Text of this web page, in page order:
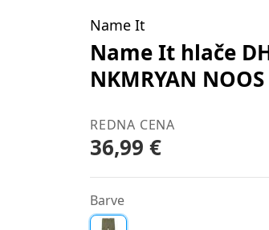
Name It
Name It hlače
NKMRYAN
REDNA CENA
36,99 €
Barve